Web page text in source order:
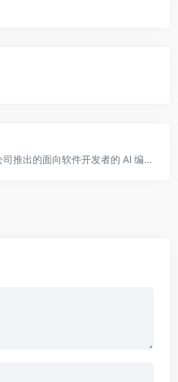
Claude Code 是 Anthropic 公司推出的面向软件开发者的 AI 编程代理工具，以命令行界面（CLI）形式运行，可直接在终端中与代码库进行深度交